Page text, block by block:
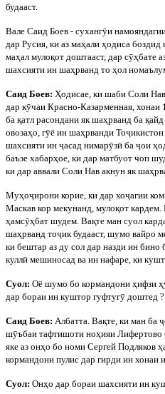
будааст.
Вале Саид Боев - сухангӯи
дар Русия, ки аз маҳали ҳодиса
маҳал мулоқот доштааст, дар сӯҳбате
шахсияти ин шаҳрванд то ҳол
Саид Боев: Ҳодисае, ки шаби Соли
дар кӯчаи Красно-Казарменная, хонаи
ба қатл расондани як шаҳрванд ба
овозаҳо, гӯё ин шаҳрванди Тоҷ
шахсияти ин ҷасад нимарӯзӣ ба ҷои
баъзе хабарҳое, ки дар матбуот чоп
ки дар аввали Соли Нав акнун як
Муҳоҷирони корие, ки дар хоҷагии
Маскав кор мекунанд, мулоқот
ҳамсӯҳбат шудем. Вақте ман суол
шаҳрванд тоҷик будааст, шумо вайро
ки бештар аз ду сол дар назди ин бино
куллӣ мешиносад ва ин нафаре, ки
Суол: Оё шумо бо кормандони ҳифзи
дар бораи ин куштор гуфтугӯ доштед ?
Саид Боев: Албатта. Вақте, ки ман ба ҷ
шӯъбаи тафтишоти ноҳияи Лифертово
яке аз онҳо бо номи Сергей Подляков
кормандони пулис дар гирди ин хонаи
Суол: Онҳо дар бораи шахсияти ин